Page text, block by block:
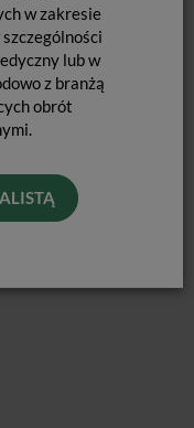
w zakresie
lub w
z branżą
obrót
DIA-